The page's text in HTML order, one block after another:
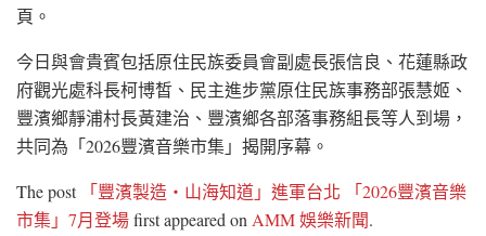
頁。
今日與會貴賓包括原住民族委員會副處長張信良、花蓮縣政
府觀光處科長柯博皙、民主進步黨原住民族事務部張慧姬、
豐濱鄉靜浦村長黃建治、豐濱鄉各部落事務組長等人到場，
共同為「2026豐濱音樂市集」揭開序幕。
The post
「豐濱製造・山海知道」進軍台北 「2026豐濱音樂
市集」7月登場first appeared on AMM 娛樂新聞.